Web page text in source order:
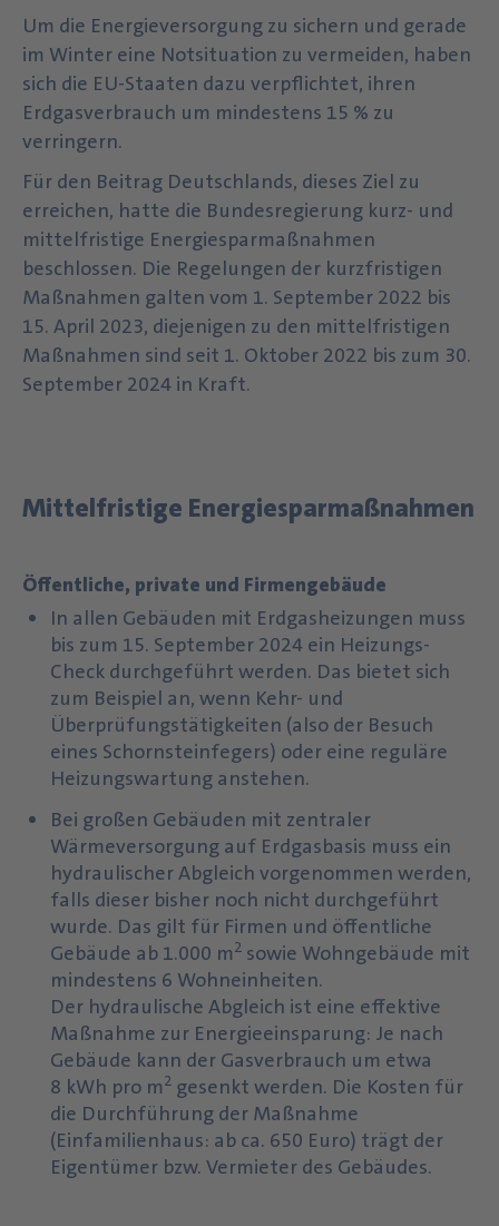
Um die Energieversorgung zu sichern und gerade
im Winter eine Notsituation zu vermeiden, haben
sich die EU-Staaten dazu verpflichtet, ihren
Erdgasverbrauch um mindestens 15 % zu
verringern.
Für den Beitrag Deutschlands, dieses Ziel zu
erreichen, hatte die Bundesregierung kurz- und
mittelfristige Energiesparmaßnahmen
beschlossen. Die Regelungen der kurzfristigen
Maßnahmen galten vom 1. September 2022 bis
15. April 2023, diejenigen zu den mittelfristigen
Maßnahmen sind seit 1. Oktober 2022 bis zum 30.
September 2024 in Kraft.
Mittelfristige Energiesparmaßnahmen
Öffentliche, private und Firmengebäude
In allen Gebäuden mit Erdgasheizungen muss
bis zum 15. September 2024 ein Heizungs-
Check durchgeführt werden. Das bietet sich
zum Beispiel an, wenn Kehr- und
Überprüfungstätigkeiten (also der Besuch
eines Schornsteinfegers) oder eine reguläre
Heizungswartung anstehen.
Bei großen Gebäuden mit zentraler
Wärmeversorgung auf Erdgasbasis muss ein
hydraulischer Abgleich vorgenommen werden,
falls dieser bisher noch nicht durchgeführt
wurde. Das gilt für Firmen und öffentliche
Gebäude ab 1.000 m2 sowie Wohngebäude mit
mindestens 6 Wohneinheiten.
Der hydraulische Abgleich ist eine effektive
Maßnahme zur Energieeinsparung: Je nach
Gebäude kann der Gasverbrauch um etwa
8 kWh pro m2 gesenkt werden. Die Kosten für
die Durchführung der Maßnahme
(Einfamilienhaus: ab ca. 650 Euro) trägt der
Eigentümer bzw. Vermieter des Gebäudes.